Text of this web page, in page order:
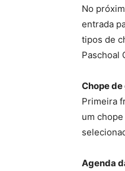
No
entrada
tipos de
Paschoal
Chope
Primeira
um
Agenda